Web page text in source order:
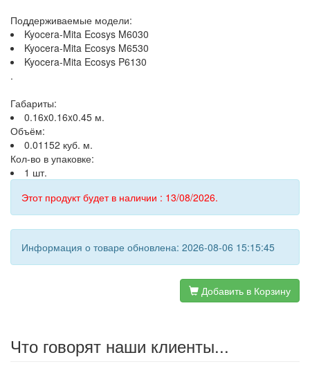
Поддерживаемые модели:
Kyocera-Mita Ecosys M6030
Kyocera-Mita Ecosys M6530
Kyocera-Mita Ecosys P6130
.
Габариты:
0.16x0.16x0.45 м.
Объём:
0.01152 куб. м.
Кол-во в упаковке:
1 шт.
Этот продукт будет в наличии : 13/08/2026.
Информация о товаре обновлена: 2026-08-06 15:15:45
Добавить в Корзину
Что говорят наши клиенты...